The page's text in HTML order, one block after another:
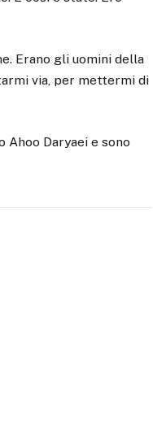
Erano gli uomini della
via, per mettermi di
Ahoo Daryaei e sono